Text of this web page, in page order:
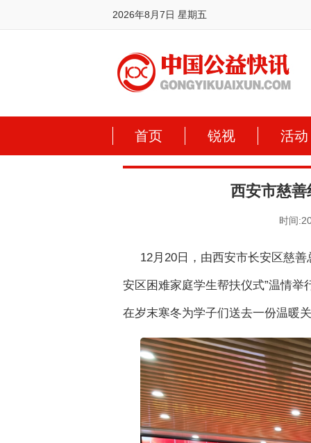
2026年8月7日 星期五
首页 锐视 活动
西安市慈
时间
12月20日，由西安市长安区慈
安区困难家庭学生帮扶仪式”温情
在岁末寒冬为学子们送去一份温暖